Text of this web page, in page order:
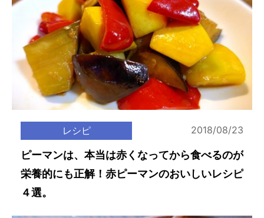
レシピ 2018/08/23
ピーマンは、本当は赤くなってから食べるのが
栄養的にも正解！赤ピーマンのおいしいレシピ
４選。